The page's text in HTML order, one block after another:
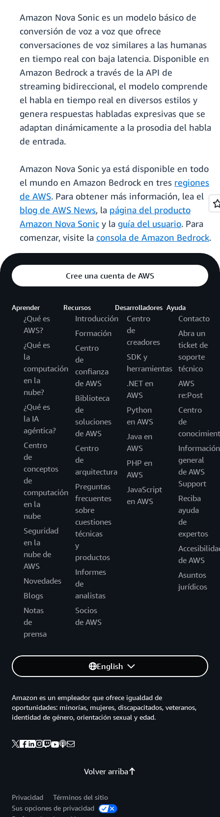
Amazon Nova Sonic es un modelo básico de
conversión de voz a voz que ofrece
conversaciones de voz similares a las humanas
en tiempo real con baja latencia. Disponible en
Amazon Bedrock a través de la API de
streaming bidireccional, el modelo comprende
el habla en tiempo real en diversos estilos y
genera respuestas habladas expresivas que se
adaptan dinámicamente a la prosodia del habla
de entrada.
Amazon Nova Sonic ya está disponible en todo
el mundo en Amazon Bedrock en tres regiones
de AWS. Para obtener más información, lea el
blog de AWS News, la página del producto
Amazon Nova Sonic y la guía del usuario. Para
comenzar, visite la consola de Amazon Bedrock.
Cree una cuenta de AWS
Aprender
¿Qué es
AWS?
¿Qué es
la
computación
en la
nube?
¿Qué es
la IA
agéntica?
Centro
de
conceptos
de
computación
en la
nube
Seguridad
en la
nube de
AWS
Novedades
Blogs
Notas
de
prensa
Recursos
Introducción
Formación
Centro
de
confianza
de AWS
Biblioteca
de
soluciones
de AWS
Centro
de
arquitectura
Preguntas
frecuentes
sobre
cuestiones
técnicas
y
productos
Informes
de
analistas
Socios
de AWS
Desarrolladores
Centro
de
creadores
SDK y
herramientas
.NET en
AWS
Python
en AWS
Java en
AWS
PHP en
AWS
JavaScript
en AWS
Ayuda
Contacto
Abra un
ticket de
soporte
técnico
AWS
re:Post
Centro
de
Información
general
de AWS
Support
Reciba
ayuda
de
expertos
de AWS
Asuntos
jurídicos
English
Volver arriba
Amazon es un empleador que ofrece igualdad de
oportunidades: minorías, mujeres, discapacitados, veteranos,
identidad de género, orientación sexual y edad.
Privacidad
Términos del sitio
Sus opciones de privacidad